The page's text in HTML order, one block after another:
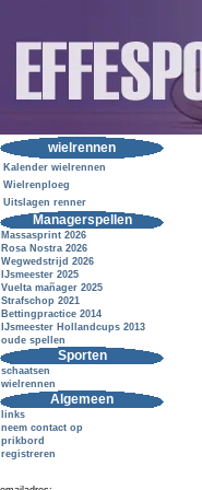
wielrennen
Kalender wielrennen
Wielrenploeg
Uitslagen renner
Managerspellen
Massasprint 2026
Rosa Nostra 2026
Wegwedstrijd 2026
IJsmeester 2025
Vuelta mañager 2025
Strafschop 2021
Bettingpractice 2014
IJsmeester Hollandcups 2013
oude spellen
Sporten
schaatsen
wielrennen
Algemeen
links
neem contact op
prikbord
registreren